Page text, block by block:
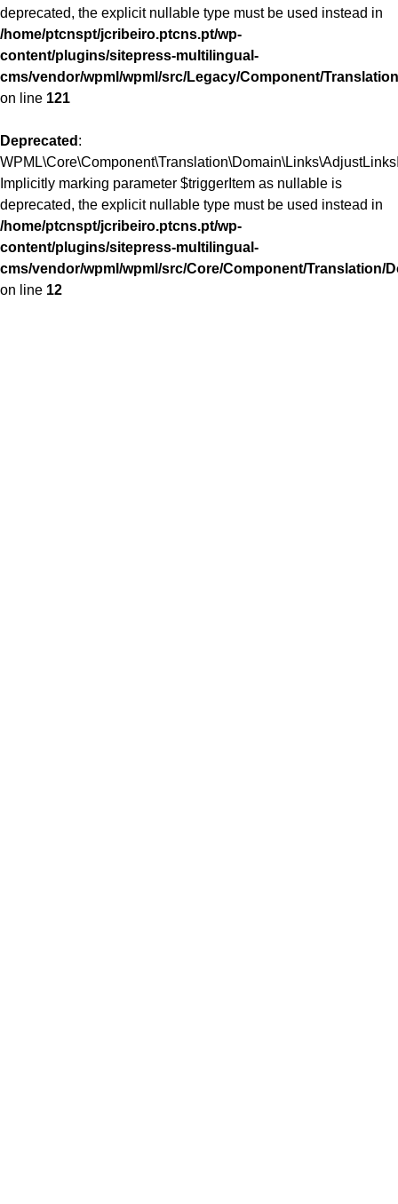
deprecated, the explicit nullable type must be used instead in
/home/ptcnspt/jcribeiro.ptcns.pt/wp-
content/plugins/sitepress-multilingual-
cms/vendor/wpml/wpml/src/Legacy/Component/
on line 121
Deprecated :
Implicitly marking parameter $triggerItem as nullable is
deprecated, the explicit nullable type must be used instead in
/home/ptcnspt/jcribeiro.ptcns.pt/wp-
content/plugins/sitepress-multilingual-
cms/vendor/wpml/wpml/src/Core/Component/Translation/
on line 12